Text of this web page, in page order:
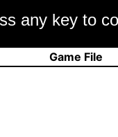
any key to
Game File